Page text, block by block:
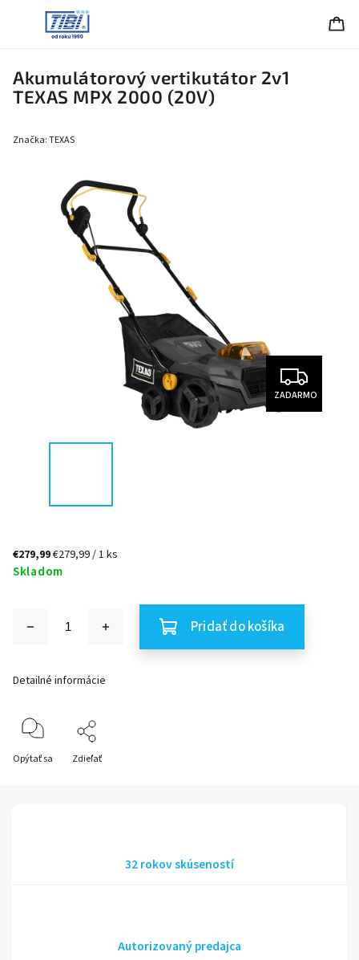
Akumulátorový vertikutátor 2v1
TEXAS MPX 2000 (20V)
Značka:TEXAS
ZADARMO
€279,99€279,99 / 1 ks
Skladom
Pridať do košíka
Detailné informácie
Opýtať sa Zdieľať
32 rokov skúseností
Autorizovaný predajca